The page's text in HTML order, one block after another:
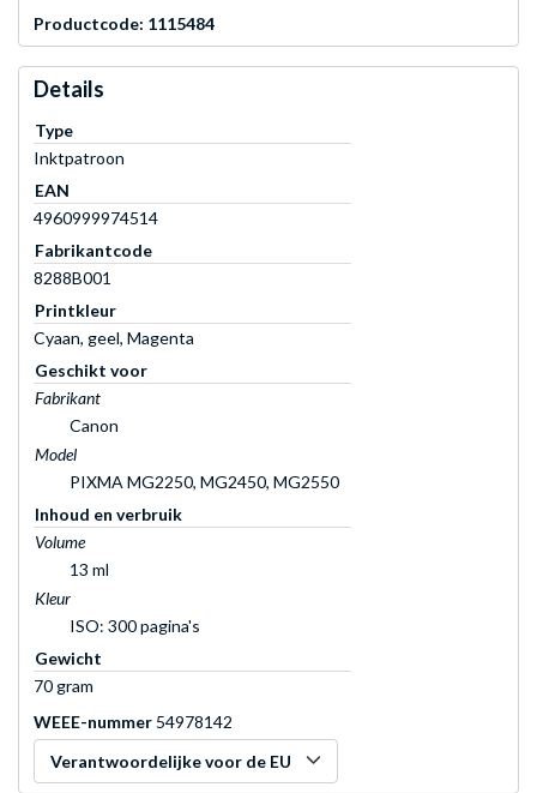
Productcode: 1115484
Details
Type
Inktpatroon
EAN
4960999974514
Fabrikantcode
8288B001
Printkleur
Cyaan, geel, Magenta
Geschikt voor
Fabrikant
Canon
Model
PIXMA MG2250, MG2450, MG2550
Inhoud en verbruik
Volume
13 ml
Kleur
ISO: 300 pagina's
Gewicht
70 gram
WEEE-nummer 54978142
Verantwoordelijke voor de EU